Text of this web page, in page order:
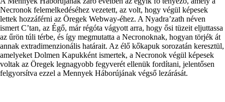
Necronok felemelkedéséhez vezetett, az volt, hogy végül képesek
lettek hozzáférni az Öregek Webway-éhez. A Nyadra’zath néven
ismert C’tan, az Égő, már régóta vágyott arra, hogy ősi tüzeit eljuttassa
az űrön túli térbe, és így megmutatta a Necronoknak, hogyan törjék át
annak extradimenzionális határait. Az élő kőkapuk sorozatán keresztül,
amelyeket Dolmen Kapukként ismertek, a Necronok végül képesek
voltak az Öregek legnagyobb fegyverét ellenük fordítani, jelentősen
felgyorsítva ezzel a Mennyek Háborújának végső lezárását.